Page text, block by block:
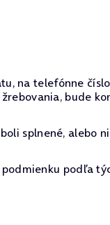
na telefónne
bude
splnené, alebo
podľa